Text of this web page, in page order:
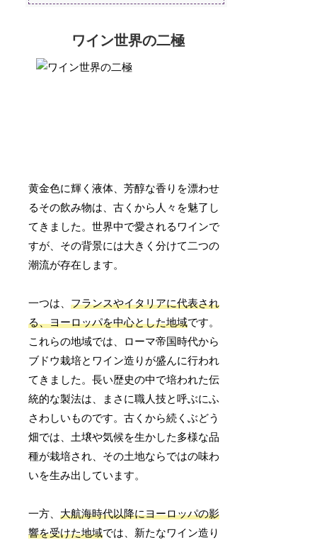
ワイン世界の二極
黄金色に輝く液体、芳醇な香りを漂わせ
るその飲み物は、古くから人々を魅了し
てきました。世界中で愛されるワインで
すが、その背景には大きく分けて二つの
潮流が存在します。
一つは、フランスやイタリアに代表され
る、ヨーロッパを中心とした地域です。
これらの地域では、ローマ帝国時代から
ブドウ栽培とワイン造りが盛んに行われ
てきました。長い歴史の中で培われた伝
統的な製法は、まさに職人技と呼ぶにふ
さわしいものです。古くから続くぶどう
畑では、土壌や気候を生かした多様な品
種が栽培され、その土地ならではの味わ
いを生み出しています。
一方、大航海時代以降にヨーロッパの影
響を受けた地域では、新たなワイン造り